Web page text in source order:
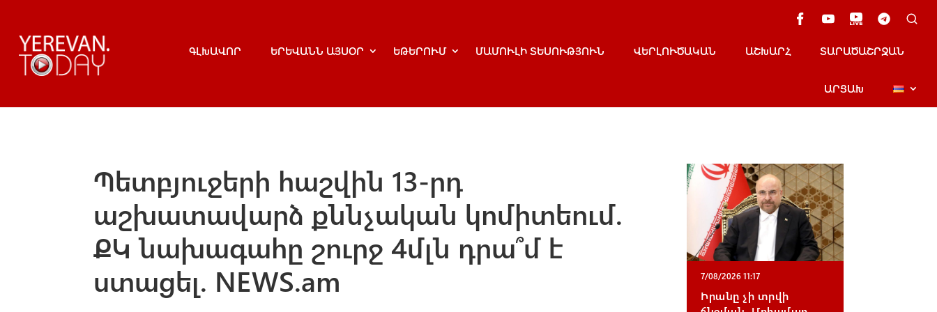
ԳԼԽԱՎՈՐ ԵՐԵՎԱՆՆ ԱՅՍՕՐ ԵԹԵՐՈՒՄ ՄԱՄՈՒԼԻ ՏԵՍՈՒԹՅՈՒՆ ՎԵՐԼՈՒԾԱԿԱՆ ԱՇԽԱՐՀ ՏԱՐԱԾԱՇՐՋԱՆ
ԱՐՑԱԽ
Պետբյուջերի հաշվին 13-րդ
աշխատավարձ քննչական կոմիտեում.
ՔԿ նախագահը շուրջ 4մլն դրա՞մ է
ստացել. NEWS.am
7/08/2026 11:17
Իրանը չի տրվի